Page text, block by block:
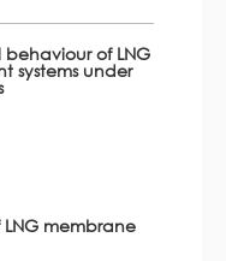
behaviour of LNG
systems under
membrane